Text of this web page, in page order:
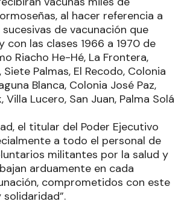
al hacer referencia a
de vacunación que
con las clases 1966 a 1970 de
Riacho He-Hé, La Frontera,
Palmas, El Recodo, Colonia
Blanca, Colonia José Paz,
Villa Lucero, San Juan, Palma Solá
el titular del Poder Ejecutivo
a todo el personal de
militantes por la salud y
arduamente en cada
comprometidos con este